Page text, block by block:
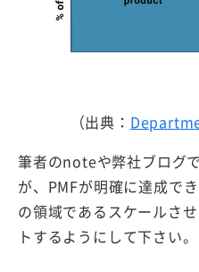
（出典：
筆者のnoteや弊社ブログ
が、PMFが明確に達成で
の領域であるスケールさ
トするようにして下さい。